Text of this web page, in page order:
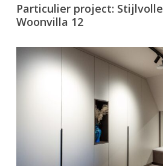
Particulier project: Stijlvolle
Woonvilla 12